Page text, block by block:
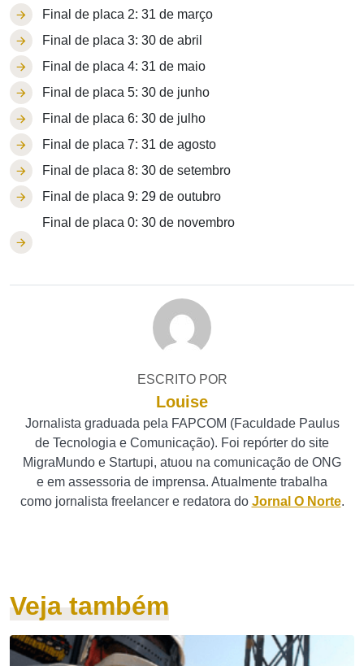
Final de placa 2: 31 de março
Final de placa 3: 30 de abril
Final de placa 4: 31 de maio
Final de placa 5: 30 de junho
Final de placa 6: 30 de julho
Final de placa 7: 31 de agosto
Final de placa 8: 30 de setembro
Final de placa 9: 29 de outubro
Final de placa 0: 30 de novembro
ESCRITO POR
Louise
Jornalista graduada pela FAPCOM (Faculdade Paulus
de Tecnologia e Comunicação). Foi repórter do site
MigraMundo e Startupi, atuou na comunicação de ONG
e em assessoria de imprensa. Atualmente trabalha
como jornalista freelancer e redatora do Jornal O Norte.
Veja também